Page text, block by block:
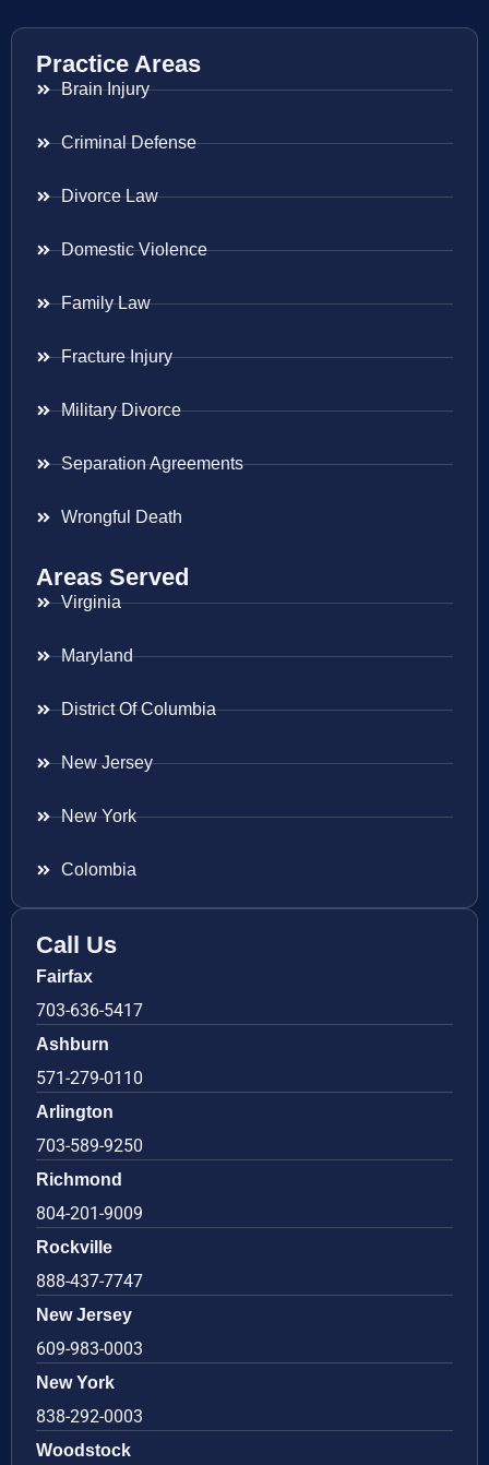
Practice Areas
Brain Injury
Criminal Defense
Divorce Law
Domestic Violence
Family Law
Fracture Injury
Military Divorce
Separation Agreements
Wrongful Death
Areas Served
Virginia
Maryland
District Of Columbia
New Jersey
New York
Colombia
Call Us
Fairfax
703-636-5417
Ashburn
571-279-0110
Arlington
703-589-9250
Richmond
804-201-9009
Rockville
888-437-7747
New Jersey
609-983-0003
New York
838-292-0003
Woodstock